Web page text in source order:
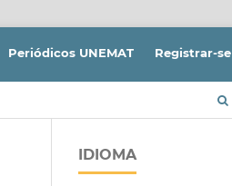
Periódicos UNEMAT Registrar-se
IDIOMA